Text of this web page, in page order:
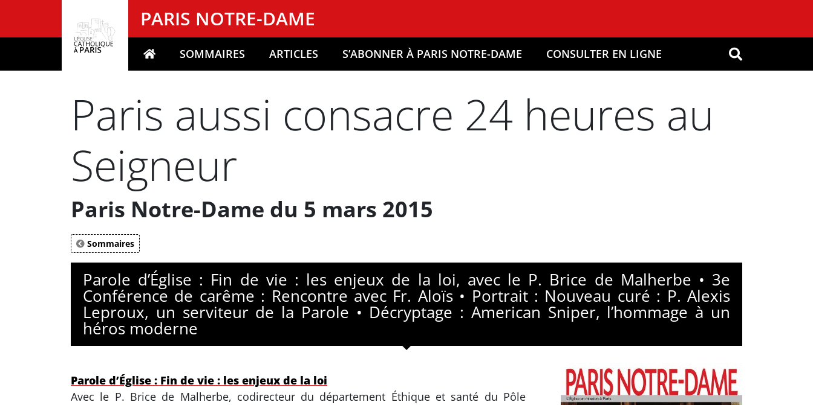
PARIS NOTRE-DAME
Votre recherche OK
SOMMAIRES ARTICLES S’ABONNER À PARIS NOTRE-DAME CONSULTER EN LIGNE
Paris aussi consacre 24 heures au
Seigneur
Paris Notre-Dame du 5 mars 2015
Sommaires
Parole d’Église : Fin de vie : les enjeux de la loi, avec le P. Brice de Malherbe • 3e
Conférence de carême : Rencontre avec Fr. Aloïs • Portrait : Nouveau curé : P. Alexis
Leproux, un serviteur de la Parole • Décryptage : American Sniper, l’hommage à un
héros moderne
Parole d’Église : Fin de vie : les enjeux de la loi
Avec le P. Brice de Malherbe, codirecteur du département Éthique et santé du Pôle